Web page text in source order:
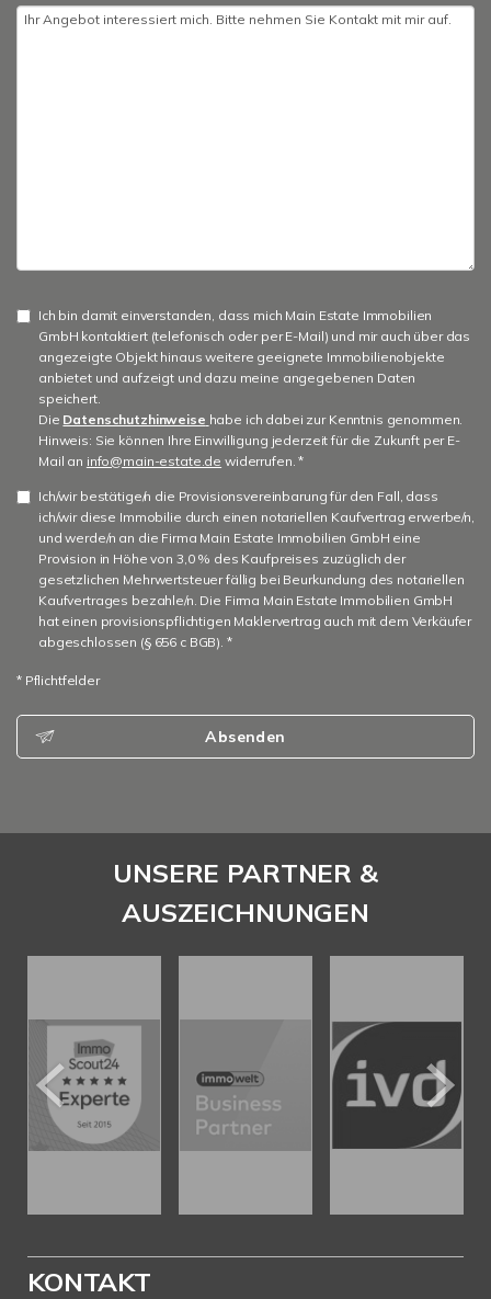
Ich bin damit einverstanden, dass mich Main Estate Immobilien
GmbH kontaktiert (telefonisch oder per E-Mail) und mir auch über das
angezeigte Objekt hinaus weitere geeignete Immobilienobjekte
anbietet und aufzeigt und dazu meine angegebenen Daten
speichert.
Die Datenschutzhinweise habe ich dabei zur Kenntnis genommen.
Hinweis: Sie können Ihre Einwilligung jederzeit für die Zukunft per E-
Mail an info@main-estate.de widerrufen. *
Ich/wir bestätige/n die Provisionsvereinbarung für den Fall, dass
ich/wir diese Immobilie durch einen notariellen Kaufvertrag erwerbe/n,
und werde/n an die Firma Main Estate Immobilien GmbH eine
Provision in Höhe von 3,0 % des Kaufpreises zuzüglich der
gesetzlichen Mehrwertsteuer fällig bei Beurkundung des notariellen
Kaufvertrages bezahle/n. Die Firma Main Estate Immobilien GmbH
hat einen provisionspflichtigen Maklervertrag auch mit dem Verkäufer
abgeschlossen (§ 656 c BGB). *
* Pflichtfelder
Absenden
UNSERE PARTNER &
AUSZEICHNUNGEN
KONTAKT